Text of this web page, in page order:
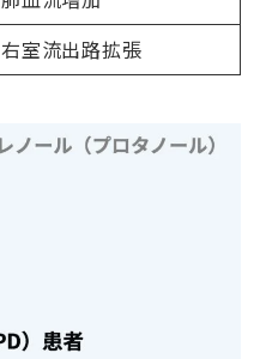
右室流出路拡張